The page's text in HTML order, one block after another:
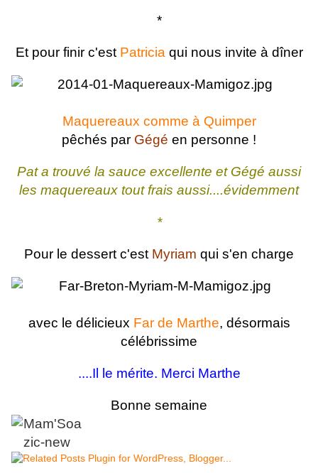
*
Et pour finir c'est Patricia qui nous invite à dîner
Maquereaux comme à Quimper
pêchés par Gégé en personne !
Pat a trouvé la sauce excellente et Gégé aussi
les maquereaux tout frais aussi....évidemment
*
Pour le dessert c'est Myriam qui s'en charge
avec le délicieux Far de Marthe, désormais
célébrissime
....Il le mérite. Merci Marthe
Bonne semaine